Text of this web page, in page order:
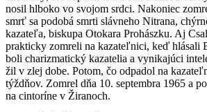
nosil hlboko vo svojom srdci. Nakoniec
smrť sa podobá smrti slávneho Nitrana,
kazateľa, biskupa Otokara Prohászku. Aj
prakticky zomreli na kazateľnici, keď hlásali
boli charizmatický kazatelia a vynikajúci
žil v zlej dobe. Potom, čo odpadol na
týždňov. Zomrel dňa 10. septembra 1965 a
na cintoríne v Žiranoch.